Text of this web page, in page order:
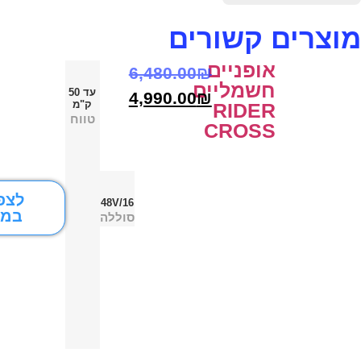
מוצרים קשורים
אופניים
חשמליים
RIDER
CROSS
6,480.00₪
4,990.00₪
48V/16
סוללה
עד 50
ק"מ
טווח